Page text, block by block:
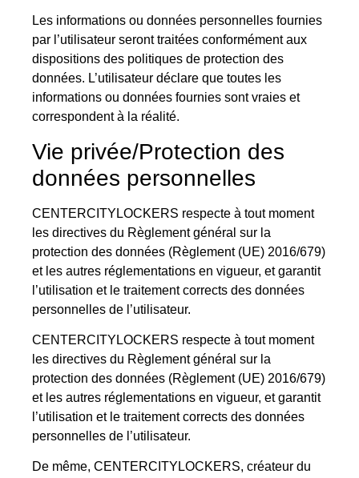
Les informations ou données personnelles fournies
par l’utilisateur seront traitées conformément aux
dispositions des politiques de protection des
données. L’utilisateur déclare que toutes les
informations ou données fournies sont vraies et
correspondent à la réalité.
Vie privée/Protection des
données personnelles
CENTERCITYLOCKERS respecte à tout moment
les directives du Règlement général sur la
protection des données (Règlement (UE) 2016/679)
et les autres réglementations en vigueur, et garantit
l’utilisation et le traitement corrects des données
personnelles de l’utilisateur.
CENTERCITYLOCKERS respecte à tout moment
les directives du Règlement général sur la
protection des données (Règlement (UE) 2016/679)
et les autres réglementations en vigueur, et garantit
l’utilisation et le traitement corrects des données
personnelles de l’utilisateur.
De même, CENTERCITYLOCKERS, créateur du